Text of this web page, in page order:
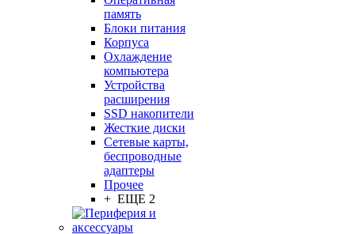
память
Блоки питания
Корпуса
Охлаждение
компьютера
Устройства
расширения
SSD накопители
Жесткие диски
Сетевые карты,
беспроводные
адаптеры
Прочее
+ ЕЩЕ 2